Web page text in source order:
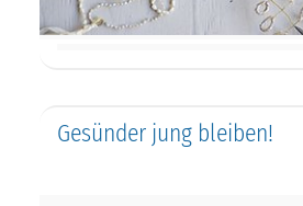
Gesünder jung bleiben!